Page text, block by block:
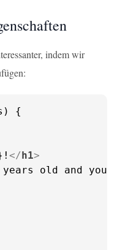
indem wir
</h1>
old and you